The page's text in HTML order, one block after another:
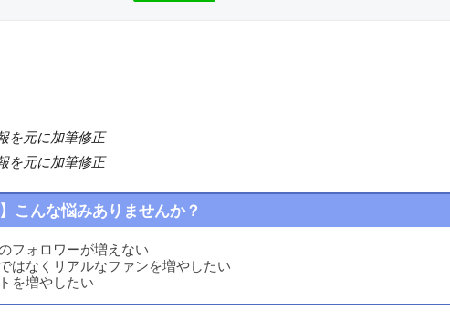
を元に加筆修正
を元に加筆修正
こんな悩みありませんか？
フォロワーが増えない
はなくリアルなファンを増やしたい
を増やしたい